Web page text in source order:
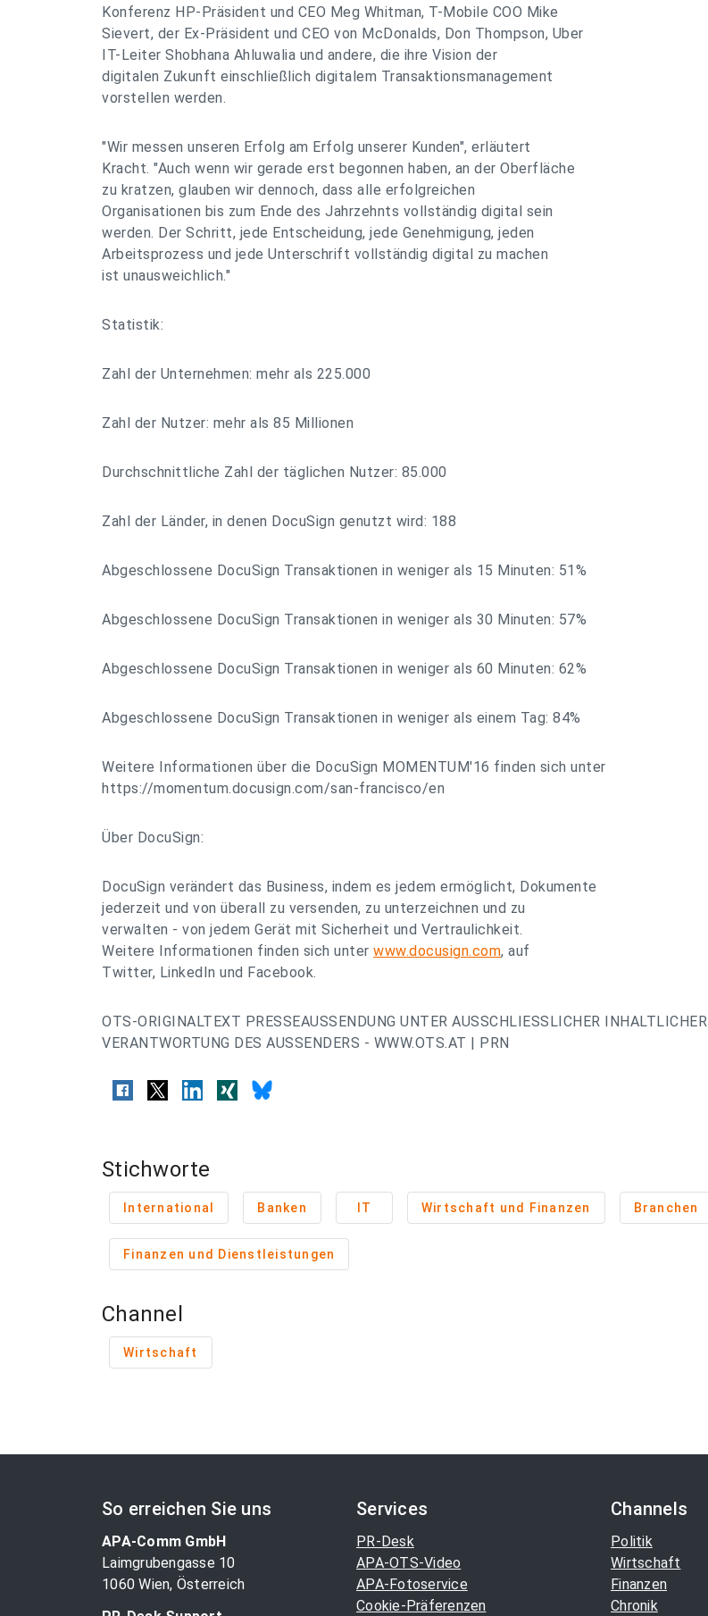
Konferenz HP-Präsident und CEO Meg Whitman, T-Mobile COO Mike
Sievert, der Ex-Präsident und CEO von McDonalds, Don Thompson, Uber
IT-Leiter Shobhana Ahluwalia und andere, die ihre Vision der
digitalen Zukunft einschließlich digitalem Transaktionsmanagement
vorstellen werden.
"Wir messen unseren Erfolg am Erfolg unserer Kunden", erläutert
Kracht. "Auch wenn wir gerade erst begonnen haben, an der Oberfläche
zu kratzen, glauben wir dennoch, dass alle erfolgreichen
Organisationen bis zum Ende des Jahrzehnts vollständig digital sein
werden. Der Schritt, jede Entscheidung, jede Genehmigung, jeden
Arbeitsprozess und jede Unterschrift vollständig digital zu machen
ist unausweichlich."
Statistik:
Zahl der Unternehmen: mehr als 225.000
Zahl der Nutzer: mehr als 85 Millionen
Durchschnittliche Zahl der täglichen Nutzer: 85.000
Zahl der Länder, in denen DocuSign genutzt wird: 188
Abgeschlossene DocuSign Transaktionen in weniger als 15 Minuten: 51%
Abgeschlossene DocuSign Transaktionen in weniger als 30 Minuten: 57%
Abgeschlossene DocuSign Transaktionen in weniger als 60 Minuten: 62%
Abgeschlossene DocuSign Transaktionen in weniger als einem Tag: 84%
Weitere Informationen über die DocuSign MOMENTUM'16 finden sich unter
https://momentum.docusign.com/san-francisco/en
Über DocuSign:
DocuSign verändert das Business, indem es jedem ermöglicht, Dokumente
jederzeit und von überall zu versenden, zu unterzeichnen und zu
verwalten - von jedem Gerät mit Sicherheit und Vertraulichkeit.
Weitere Informationen finden sich unter www.docusign.com, auf
Twitter, LinkedIn und Facebook.
OTS-ORIGINALTEXT PRESSEAUSSENDUNG UNTER AUSSCHLIESSLICHER INHALTLICHER
VERANTWORTUNG DES AUSSENDERS - WWW.OTS.AT | PRN
Stichworte
International Banken IT Wirtschaft und Finanzen Branchen
Finanzen und Dienstleistungen
Channel
Wirtschaft
So erreichen Sie uns
APA-Comm GmbH
Laimgrubengasse 10
1060 Wien, Österreich
Services
PR-Desk
APA-OTS-Video
APA-Fotoservice
Cookie-Präferenzen
Channels
Politik
Wirtschaft
Finanzen
Chronik